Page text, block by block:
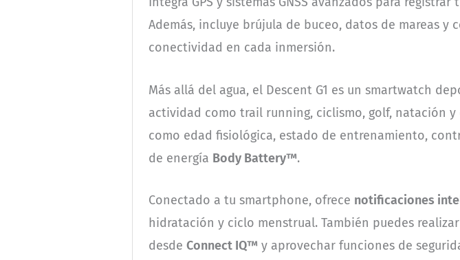
Además, incluye brújula de buceo, datos de mareas y
conectividad en cada inmersión.
Más allá del agua, el Descent G1 es un smartwatch
actividad como trail running, ciclismo, golf, natación
como edad fisiológica, estado de entrenamiento,
de energía Body Battery™.
Conectado a tu smartphone, ofrece notificaciones
hidratación y ciclo menstrual. También puedes
desdeConnect IQ™ y aprovechar funciones de